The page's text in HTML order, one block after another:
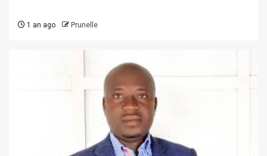
1 an ago Prunelle